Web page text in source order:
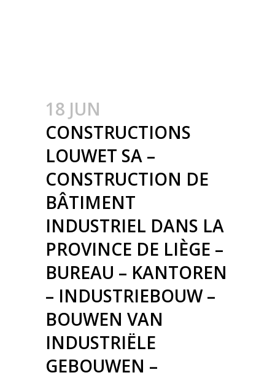
18 JUN
CONSTRUCTIONS
LOUWET SA –
CONSTRUCTION DE
BÂTIMENT
INDUSTRIEL DANS LA
PROVINCE DE LIÈGE –
BUREAU – KANTOREN
– INDUSTRIEBOUW –
BOUWEN VAN
INDUSTRIËLE
GEBOUWEN –